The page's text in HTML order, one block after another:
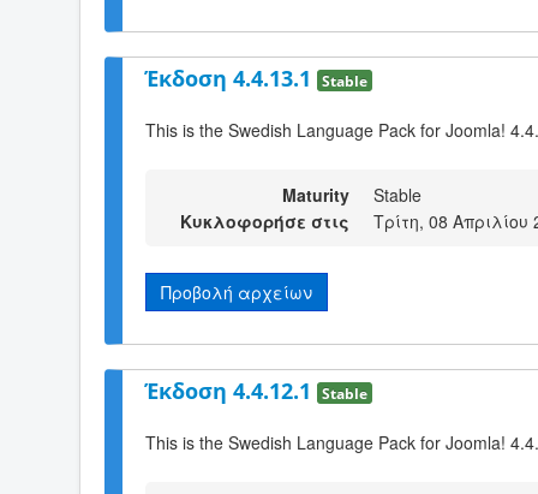
Έκδοση 4.4.13.1 Stable
This is the Swedish Language Pack for Joomla!
Maturity
Stable
Κυκλοφορήσε στις
Τρίτη, 08 Απριλίου
Προβολή αρχείων
Έκδοση 4.4.12.1 Stable
This is the Swedish Language Pack for Joomla!